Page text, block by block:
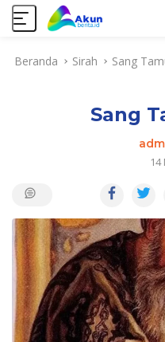
Beranda Sirah Sang
Sang
14